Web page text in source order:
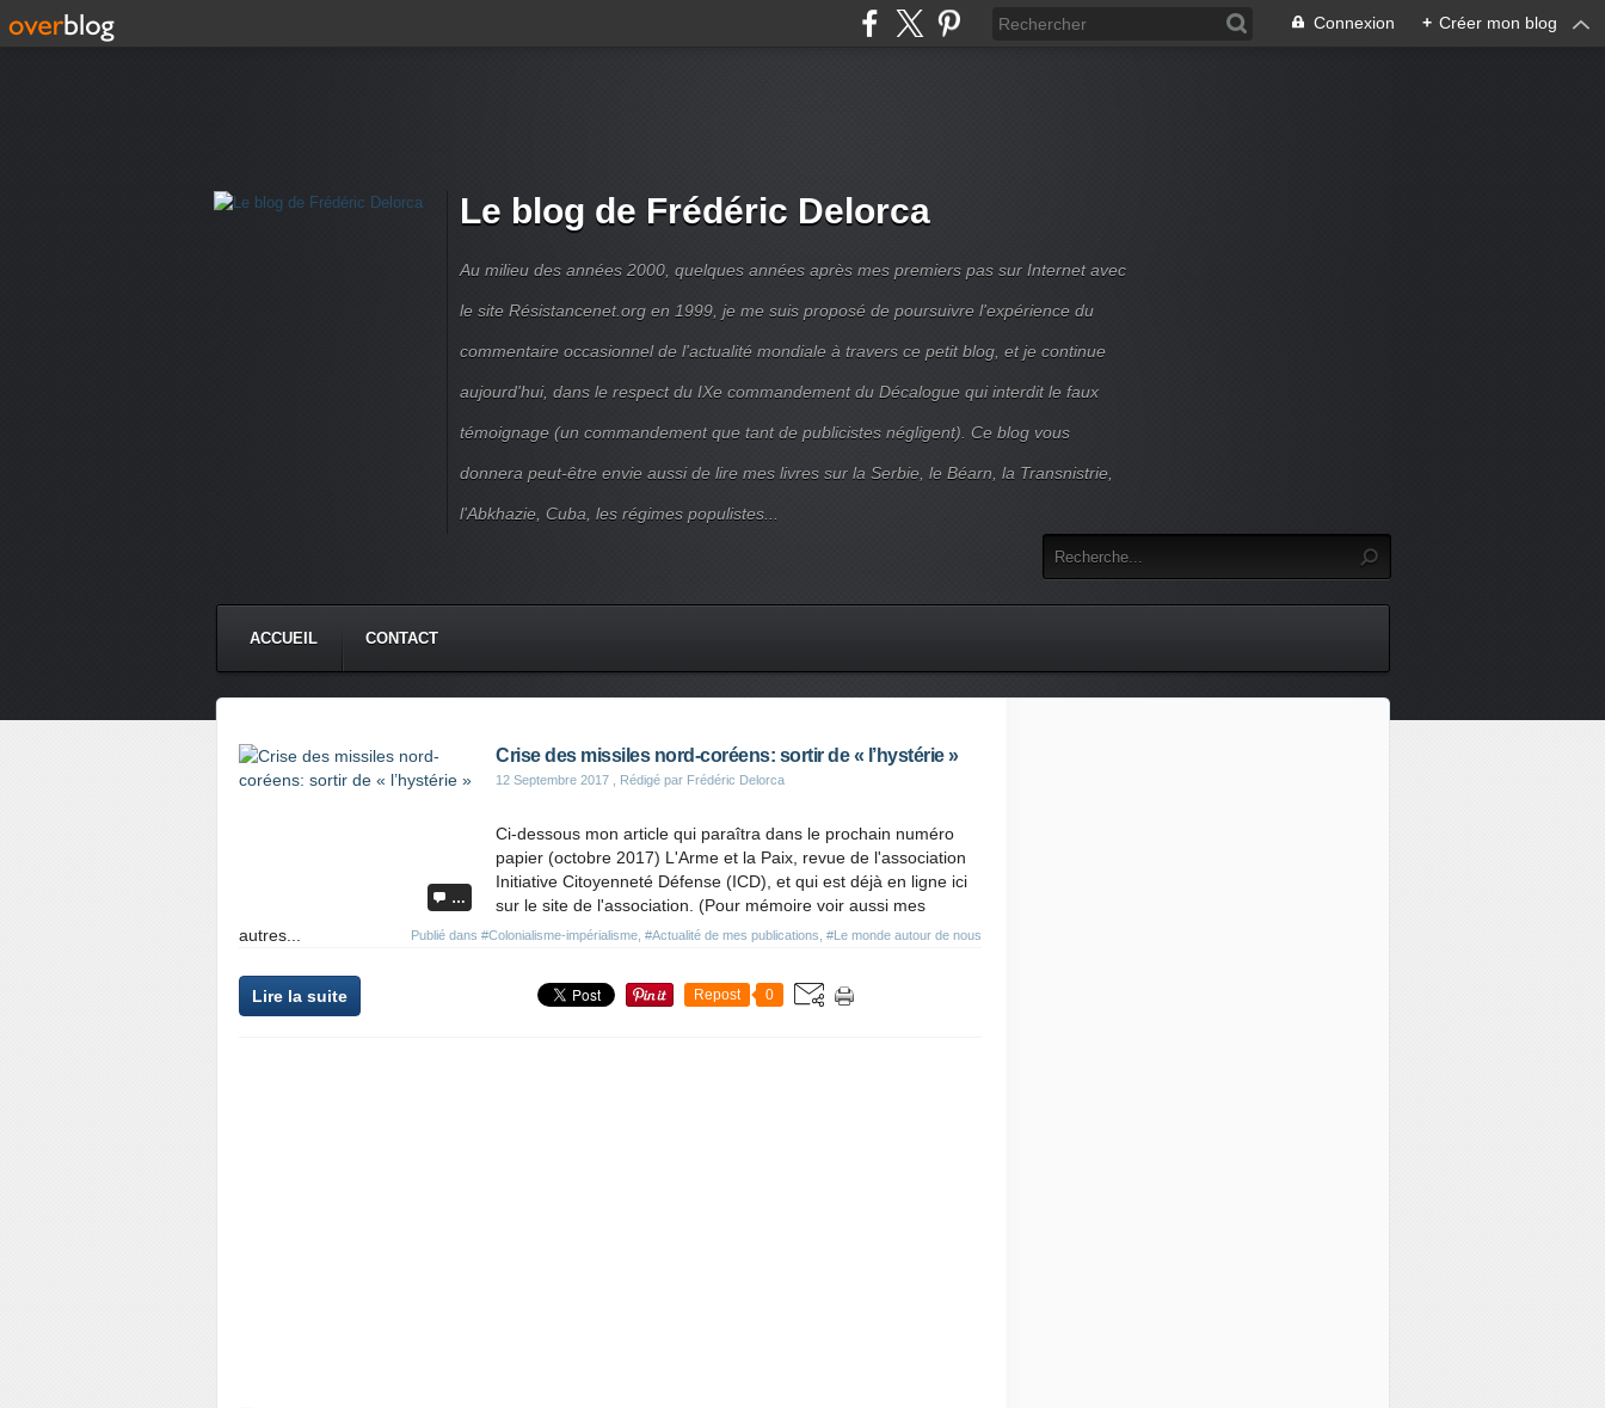
Connexion + Créer mon blog
Le blog de Frédéric Delorca
Au milieu des années 2000, quelques années après mes premiers pas sur Internet avec
le site Résistancenet.org en 1999, je me suis proposé de poursuivre l'expérience du
commentaire occasionnel de l'actualité mondiale à travers ce petit blog, et je continue
aujourd'hui, dans le respect du IXe commandement du Décalogue qui interdit le faux
témoignage (un commandement que tant de publicistes négligent). Ce blog vous
donnera peut-être envie aussi de lire mes livres sur la Serbie, le Béarn, la Transnistrie,
l'Abkhazie, Cuba, les régimes populistes...
ACCUEIL CONTACT
…
Crise des missiles nord-coréens: sortir de « l’hystérie »
12 Septembre 2017 , Rédigé par Frédéric Delorca
Publié dans #Colonialisme-impérialisme #Actualité de mes publications #Le monde autour de nous
Ci-dessous mon article qui paraîtra dans le prochain numéro
papier (octobre 2017) L'Arme et la Paix, revue de l'association
Initiative Citoyenneté Défense (ICD), et qui est déjà en ligne ici
sur le site de l'association. (Pour mémoire voir aussi mes
autres...
Lire la suite Repost 0